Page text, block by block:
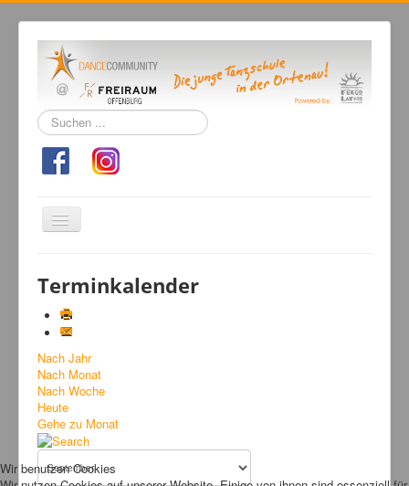
Suchen
...
Navigation
an/aus
Tanzschule
Kursangebot
Events
Fuegolatino
Bilder
News
Links
Terminkalender
Nach Jahr
Nach Monat
Nach Woche
Heute
Gehe zu Monat
Wir benutzen Cookies